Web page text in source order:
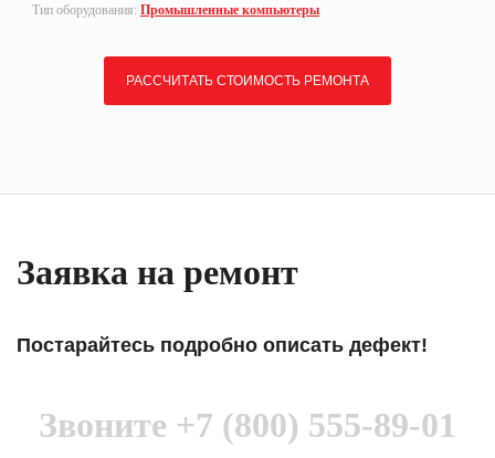
Тип оборудования: Промышленные компьютеры
РАССЧИТАТЬ СТОИМОСТЬ РЕМОНТА
Заявка на ремонт
Постарайтесь подробно описать дефект!
Звоните +7 (800) 555-89-01